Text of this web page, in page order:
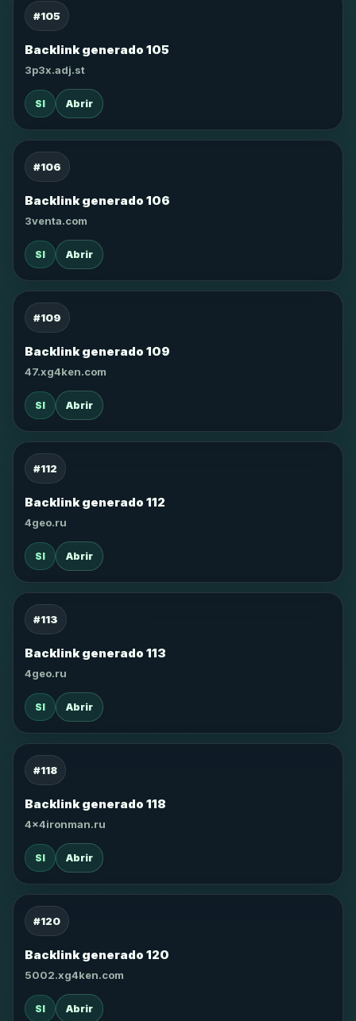
#105
Backlink generado 105
3p3x.adj.st
SI Abrir
#106
Backlink generado 106
3venta.com
SI Abrir
#109
Backlink generado 109
47.xg4ken.com
SI Abrir
#112
Backlink generado 112
4geo.ru
SI Abrir
#113
Backlink generado 113
4geo.ru
SI Abrir
#118
Backlink generado 118
4x4ironman.ru
SI Abrir
#120
Backlink generado 120
5002.xg4ken.com
SI Abrir